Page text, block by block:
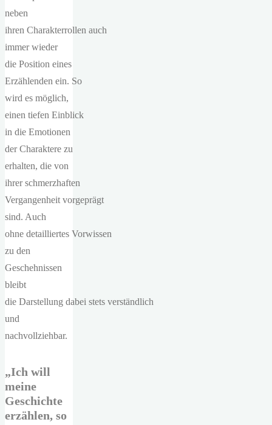
neben
ihren Charakterrollen auch
immer wieder
die Position eines
Erzählenden ein. So
wird es möglich,
einen tiefen Einblick
in die Emotionen
der Charaktere zu
erhalten, die von
ihrer schmerzhaften
Vergangenheit vorgeprägt
sind. Auch
ohne detailliertes Vorwissen
zu den
Geschehnissen
bleibt
die Darstellung dabei stets verständlich
und
nachvollziehbar.
„Ich will
meine
Geschichte
erzählen, so